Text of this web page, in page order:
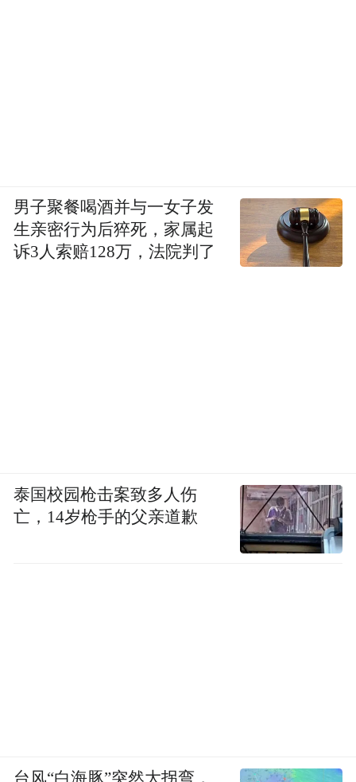
男子聚餐喝酒并与一女子发
生亲密行为后猝死，家属起
诉3人索赔128万，法院判了
泰国校园枪击案致多人伤
亡，14岁枪手的父亲道歉
台风“白海豚”突然大拐弯，